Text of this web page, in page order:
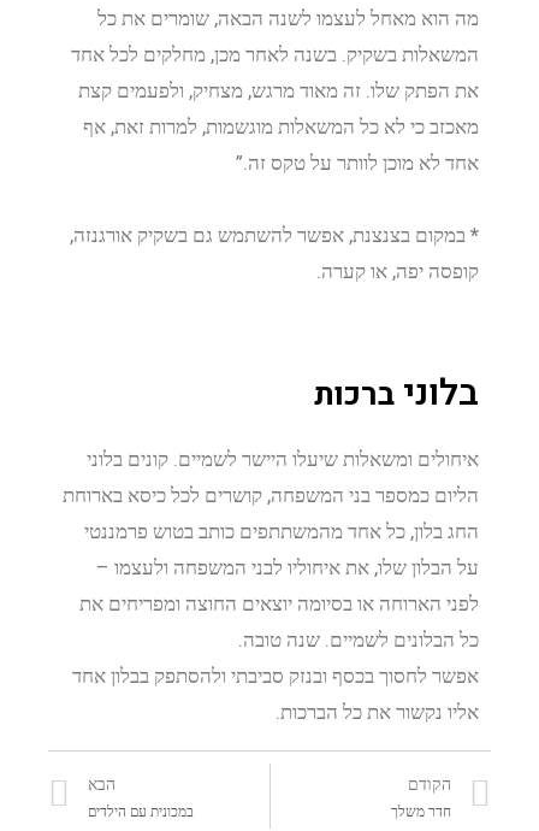
מה הוא מאחל לעצמו לשנה הבאה, שומרים את כל
המשאלות בשקיק. בשנה לאחר מכן, מחלקים לכל אחד
את הפתק שלו. זה מאוד מרגש, מצחיק, ולפעמים קצת
מאכזב כי לא כל המשאלות מוגשמות, למרות זאת, אף
אחד לא מוכן לוותר על טקס זה.”
* במקום בצנצנת, אפשר להשתמש גם בשקיק אורגנזה,
קופסה יפה, או קערה.
בלוני ברכות
איחולים ומשאלות שיעלו היישר לשמיים. קונים בלוני
הליום כמספר בני המשפחה, קושרים לכל כיסא בארוחת
החג בלון, כל אחד מהמשתתפים כותב בטוש פרמננטי
על הבלון שלו, את איחוליו לבני המשפחה ולעצמו –
לפני הארוחה או בסיומה יוצאים החוצה ומפריחים את
כל הבלונים לשמיים. שנה טובה.
אפשר לחסוך בכסף ובנזק סביבתי ולהסתפק בבלון אחד
אליו נקשור את כל הברכות.
הקודם
חדר משלך
הבא
במכונית עם הילדים